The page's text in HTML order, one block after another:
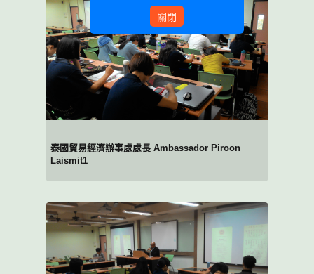
泰國貿易經濟辦事處處長 Ambassador Piroon
Laismit1
關閉